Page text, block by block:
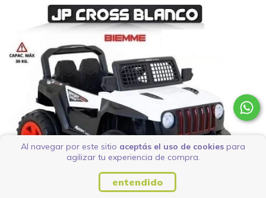
Al navegar por este sitio aceptás el uso de cookies para
agilizar tu experiencia de compra.
entendido